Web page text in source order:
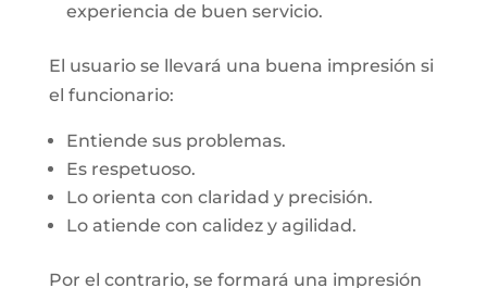
experiencia de buen servicio.
El usuario se llevará una buena impresión si
el funcionario:
Entiende sus problemas.
Es respetuoso.
Lo orienta con claridad y precisión.
Lo atiende con calidez y agilidad.
Por el contrario, se formará una impresión